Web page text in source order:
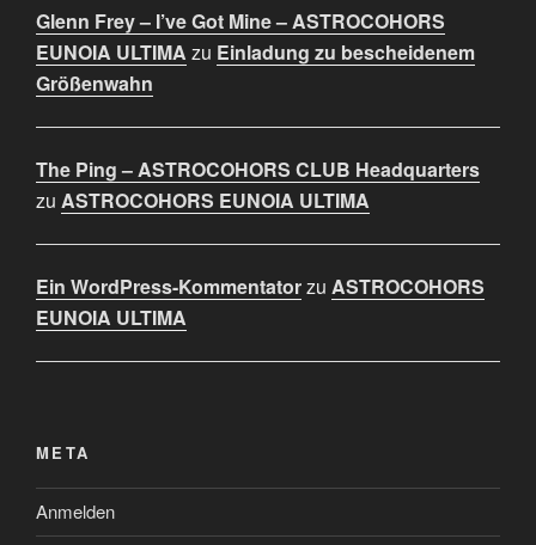
Glenn Frey – I’ve Got Mine – ASTROCOHORS
EUNOIA ULTIMA zu Einladung zu bescheidenem
Größenwahn
The Ping – ASTROCOHORS CLUB Headquarters
zu ASTROCOHORS EUNOIA ULTIMA
Ein WordPress-Kommentatorzu ASTROCOHORS
EUNOIA ULTIMA
META
Anmelden